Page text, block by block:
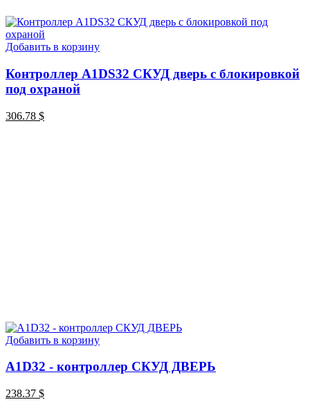
Добавить в корзину
Контроллер A1DS32 СКУД дверь с блокировкой
под охраной
306.78 $
Добавить в корзину
A1D32 - контроллер СКУД ДВЕРЬ
238.37 $